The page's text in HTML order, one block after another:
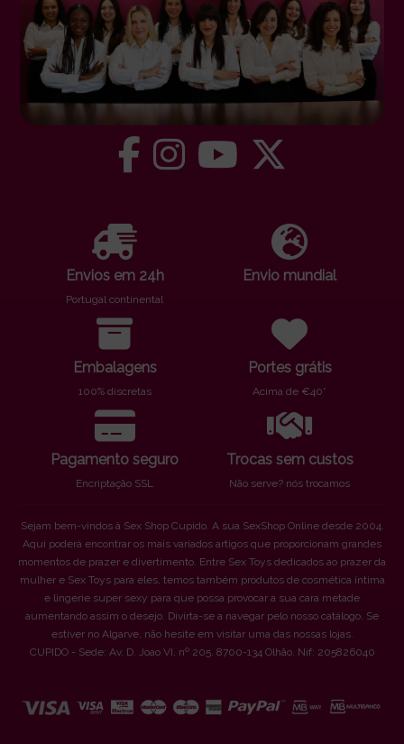
Envios em 24h
Portugal continental
Envio mundial
Embalagens
100% discretas
Portes grátis
Acima de €40*
Pagamento seguro
Encriptação SSL
Trocas sem custos
Não serve? nós trocamos
Sejam bem-vindos à Sex Shop Cupido. A sua SexShop Online desde 2004.
Aqui poderá encontrar os mais variados artigos que proporcionam grandes
momentos de prazer e divertimento. Entre Sex Toys dedicados ao prazer da
mulher e Sex Toys para eles, temos também produtos de cosmética íntima
e lingerie super sexy para que possa provocar a sua cara metade
aumentando assim o desejo. Divirta-se a navegar pelo nosso catálogo. Se
estiver no Algarve, não hesite em visitar uma das nossas lojas.
CUPIDO - Sede: Av. D. Joao VI, nº 205. 8700-134 Olhão. Nif: 205826040